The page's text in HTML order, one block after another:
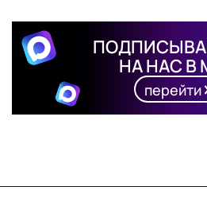
НА НАС В
перейти